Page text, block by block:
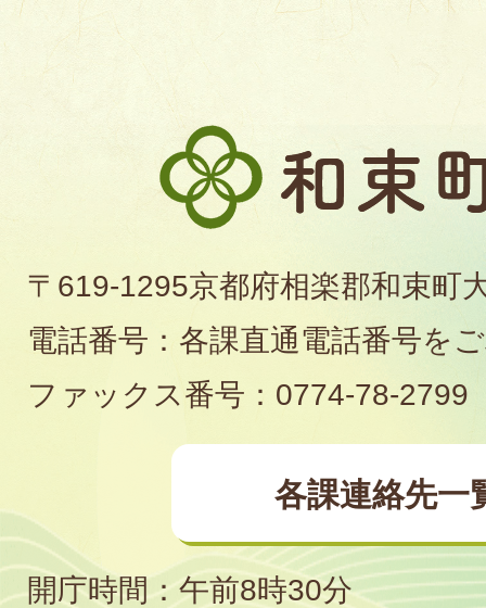
和
束
役
場
〒619-1295京都府相楽郡和束町
電話番号：各課直通電話番号を
ファックス番号：0774-78-2799
各課連絡先一
開庁時間：午前8時30分